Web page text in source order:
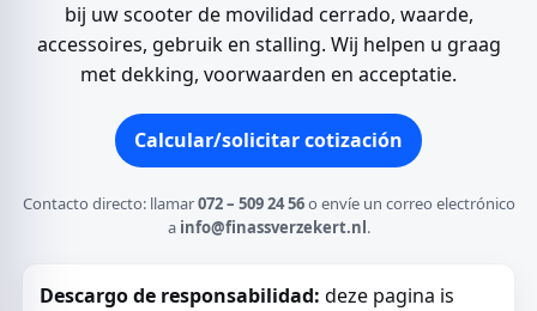
bij uw scooter de movilidad cerrado, waarde,
accessoires, gebruik en stalling. Wij helpen u graag
met dekking, voorwaarden en acceptatie.
Calcular/solicitar cotización
Contacto directo: llamar072 – 509 24 56o envíe un correo electrónico
a info@finassverzekert.nl.
Descargo de responsabilidad: deze pagina is